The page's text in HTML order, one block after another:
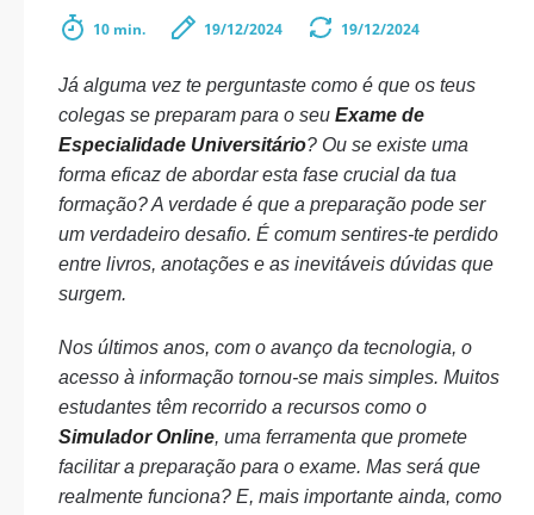
10 min. 19/12/2024 19/12/2024
Já alguma vez te perguntaste como é que os teus
colegas se preparam para o seu Exame de
Especialidade Universitário? Ou se existe uma
forma eficaz de abordar esta fase crucial da tua
formação? A verdade é que a preparação pode ser
um verdadeiro desafio. É comum sentires-te perdido
entre livros, anotações e as inevitáveis dúvidas que
surgem.
Nos últimos anos, com o avanço da tecnologia, o
acesso à informação tornou-se mais simples. Muitos
estudantes têm recorrido a recursos como o
Simulador Online, uma ferramenta que promete
facilitar a preparação para o exame. Mas será que
realmente funciona? E, mais importante ainda, como